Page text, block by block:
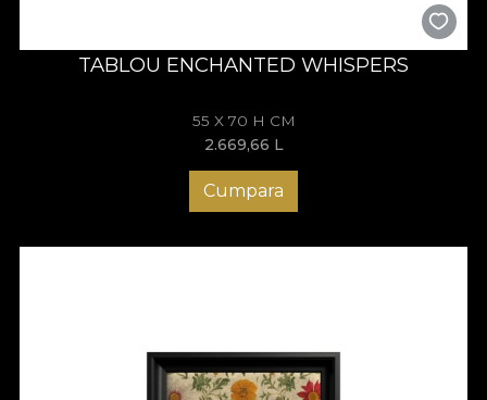
TABLOU ENCHANTED WHISPERS
55 X 70 H CM
2.669,66 L
Cumpara